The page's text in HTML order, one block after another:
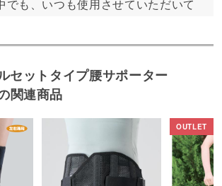
でも、いつも使用させていただいて
2022/07/22 13:10
腰痛持ちの方に
いました。 作りもしっかりしてい
者様にもお勧めしたいです。
02/16 23:45
セットタイプ腰サポーター
関連商品